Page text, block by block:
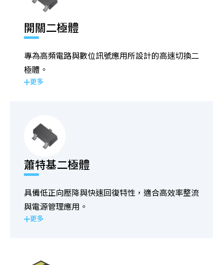
整流二極體
金氧半導體場效電晶體 齊納二極體
開關二極體
專為高頻電路與數位訊號應用所設計的高速切換二
極體。
更多
蕭特基二極體
具備低正向壓降與快速回復特性，適合高效率整流
與電源管理應用。
更多